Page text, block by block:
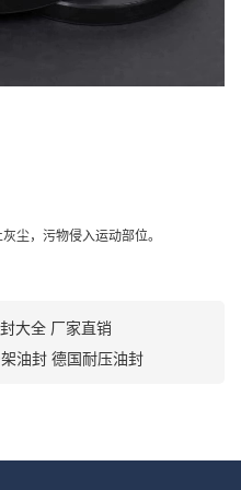
尘，污物侵入运动部位。
大全 厂家直销
油封 德国耐压油封